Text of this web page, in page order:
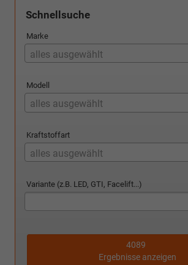
Schnellsuche
Marke
alles ausgewählt
Modell
alles ausgewählt
Kraftstoffart
alles ausgewählt
Variante (z.B. LED, GTI, Facelift...)
4089
Ergebnisse anzeigen